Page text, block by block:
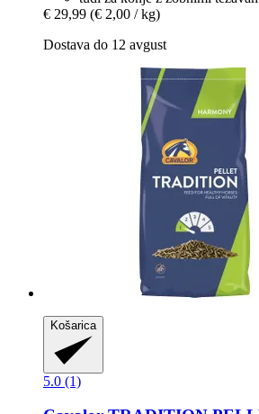
€ 29,99 (€ 2,00 / kg)
Dostava do 12 avgust
Košarica
5.0 (1)